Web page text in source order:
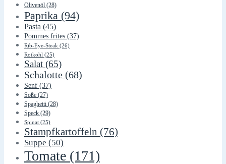
Olivenöl (28)
Paprika (94)
Pasta (45)
Pommes frites (37)
Rib-Eye-Steak (26)
Rotkohl (25)
Salat (65)
Schalotte (68)
Senf (37)
Soße (27)
Spaghetti (28)
Speck (29)
Spinat (25)
Stampfkartoffeln (76)
Suppe (50)
Tomate (171)